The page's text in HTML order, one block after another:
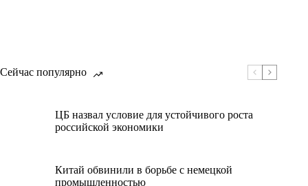
Сейчас популярно
ЦБ назвал условие для устойчивого роста
российской экономики
Китай обвинили в борьбе с немецкой
промышленностью